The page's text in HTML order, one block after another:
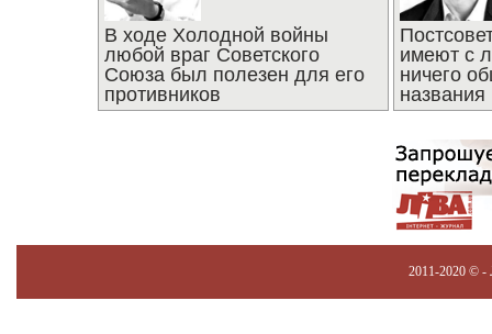
В ходе Холодной войны
любой враг Советского
Союза был полезен для его
противников
имеют с
ничего
названия
2011-2020 © -